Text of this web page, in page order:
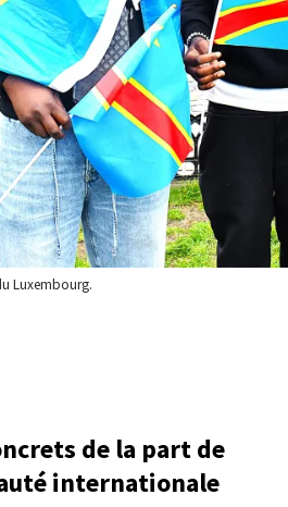
Luxembourg.
de la part de
internationale